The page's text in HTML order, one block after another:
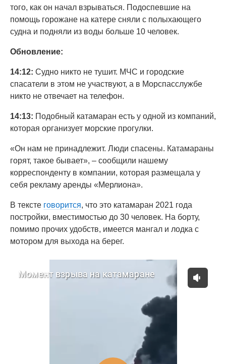
того, как он начал взрываться. Подоспевшие на
помощь горожане на катере сняли с полыхающего
судна и подняли из воды больше 10 человек.
Обновление:
14:12: Судно никто не тушит. МЧС и городские
спасатели в этом не участвуют, а в Морспасслужбе
никто не отвечает на телефон.
14:13: Подобный катамаран есть у одной из компаний,
которая организует морские прогулки.
«Он нам не принадлежит. Люди спасены. Катамараны
горят, такое бывает», – сообщили нашему
корреспонденту в компании, которая размещала у
себя рекламу аренды «Мерлиона».
В тексте говорится, что это катамаран 2021 года
постройки, вместимостью до 30 человек. На борту,
помимо прочих удобств, имеется мангал и лодка с
мотором для выхода на берег.